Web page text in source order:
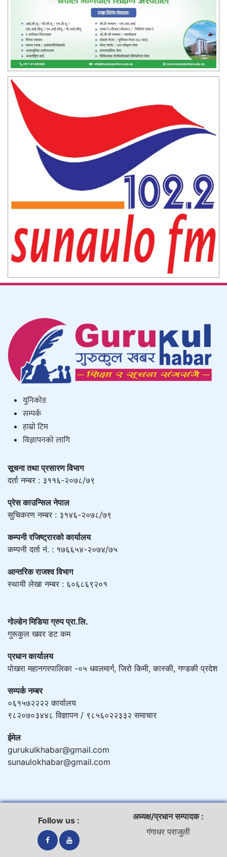
युनिकाेड
सम्पर्क
हाम्राे टिम
विज्ञापनको लागि
सूचना तथा प्रसारण विभाग
दर्ता नम्बर : ३११६-२०७८/७९
प्रेस काउन्सिल नेपाल
सुचिकरण नम्बर : ३१४६-२०७८/७९
कम्पनी रजिष्ट्रारको कार्यालय
कम्पनी दर्ता नं. : १७६६५४-२०७४/७५
आन्तरिक राजश्व विभाग
स्थायी लेखा नम्बर : ६०६८६९२०१
गोल्डेन मिडिया ग्रुप प्रा.लि.
गुरूकुल खवर डट कम
प्रधान कार्यालय
पोखरा महानगरपालिका -०५ धवलमार्ग, जिरो किमी, कास्की, गण्डकी प्रदेश
सम्पर्क नम्बर
०६१५७२२२२ कार्यालय
९८२०७०३४४८ विज्ञापन / ९८५६०२२३३२ समाचार
ईमेल
gurukulkhabar@gmail.com
sunaulokhabar@gmail.com
Follow us :
अध्यक्ष/प्रधान सम्पादक :
गंगाधर पराजुली